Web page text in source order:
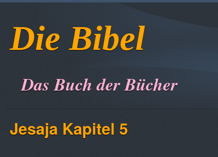
Die Bibel
Das Buch der Bücher
Jesaja Kapitel 5